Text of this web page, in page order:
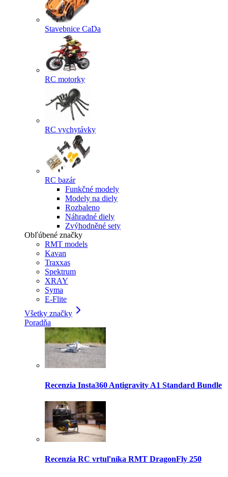
Stavebnice CaDa
RC motorky
RC vychytávky
RC bazár
Funkčné modely
Modely na diely
Rozbaleno
Náhradné diely
Zvýhodněné sety
Obľúbené značky
RMT models
Kavan
Traxxas
Spektrum
XRAY
Syma
E-Flite
Všetky značky
Poradňa
Recenzia Insta360 Antigravity A1 Standard Bundle
Recenzia RC vrtuľníka RMT DragonFly 250